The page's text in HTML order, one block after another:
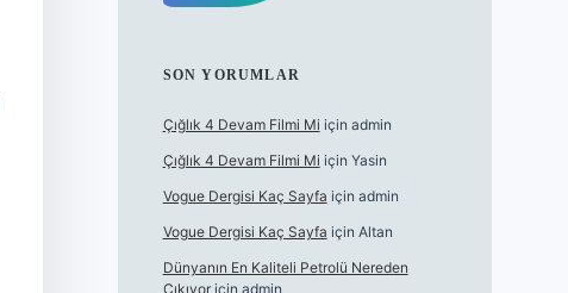
SON YORUMLAR
Çığlık 4 Devam Filmi Mi için admin
Çığlık 4 Devam Filmi Mi için Yasin
Vogue Dergisi Kaç Sayfa için admin
Vogue Dergisi Kaç Sayfa için Altan
Dünyanın En Kaliteli Petrolü Nereden
Çıkıyoriçin admin